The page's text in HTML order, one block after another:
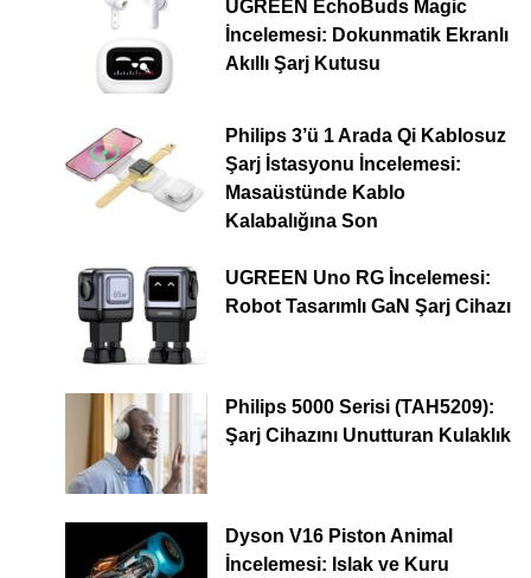
UGREEN EchoBuds Magic
İncelemesi: Dokunmatik Ekranlı
Akıllı Şarj Kutusu
Philips 3’ü 1 Arada Qi Kablosuz
Şarj İstasyonu İncelemesi:
Masaüstünde Kablo
Kalabalığına Son
UGREEN Uno RG İncelemesi:
Robot Tasarımlı GaN Şarj Cihazı
Philips 5000 Serisi (TAH5209):
Şarj Cihazını Unutturan Kulaklık
Dyson V16 Piston Animal
İncelemesi: Islak ve Kuru